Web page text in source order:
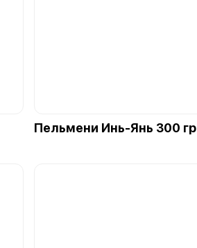
Пельмени Инь-Янь 300 гр